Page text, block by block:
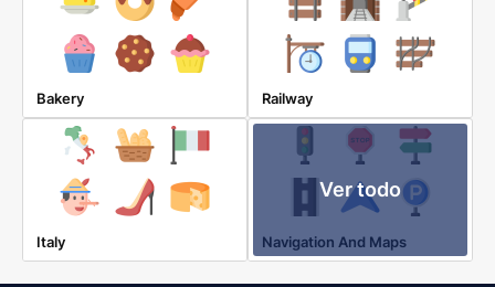
Bakery Railway
Italy
Ver todo
Navigation And Maps